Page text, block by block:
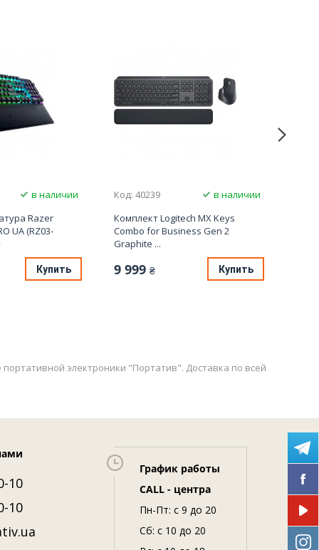
в наличии
Razer
UA (RZ03-
Купить
Код: 40239
в наличии
Комплект Logitech MX Keys
Combo for Business Gen 2
Graphite ...
9 999 ₴ Купить
портативной электроники "Портатив". Доставка по всей
10
10
График работы
CALL - центра
Пн-Пт: c 9 до 20
Сб: с 10 до 20